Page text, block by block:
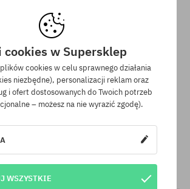
Dostępne rozmiary:
S; M
program lojalnościowy, dzięki któremu za
nieprzecenionych otrzymujesz na swoje
do 12% wartości zamówienia!
cookies w Supersklep
cookies w celu sprawnego działania
niezbędne), personalizacji reklam oraz
i ofert dostosowanych do Twoich potrzeb
– możesz na nie wyrazić zgodę).
WSZYSTKIE